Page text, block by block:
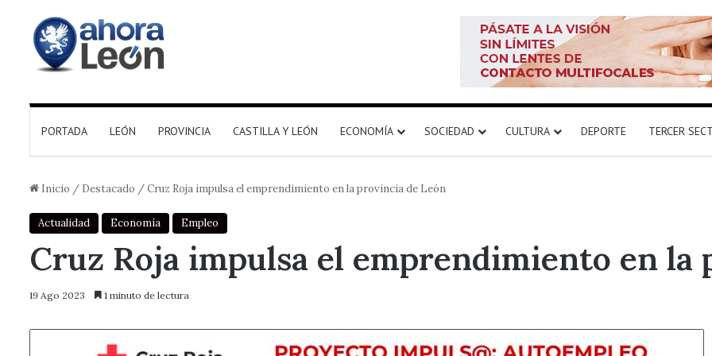
PORTADA LEÓN PROVINCIA CASTILLA Y LEÓN ECONOMÍA SOCIEDAD CULTURA DEPORTE TERCER
Inicio / Destacado /Cruz Roja impulsa el emprendimiento en la provincia de León
Actualidad Economía Empleo
Cruz Roja impulsa el emprendimiento en la
19 Ago 2023 1 minuto de lectura